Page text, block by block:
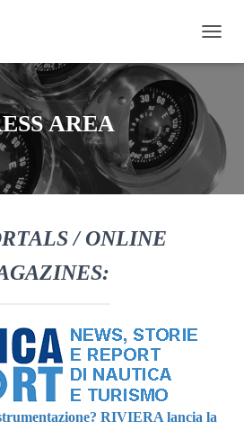
O
L
E
V
AREA
/ ONLINE
RIVIERA lancia la